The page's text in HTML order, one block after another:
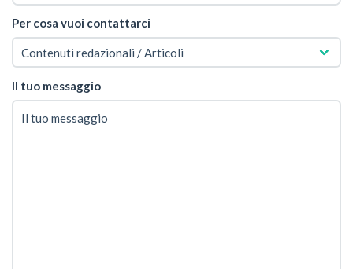
Per cosa vuoi contattarci
Il tuo messaggio